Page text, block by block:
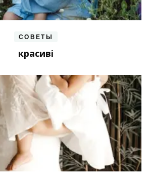
СОВЕТЫ
красиві